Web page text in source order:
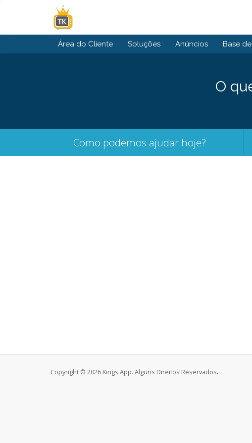
Área do Cliente Soluções Anúncios Base
O
Como podemos ajudar hoje?
Copyright © 2026 Kings App. Alguns Direitos Reservados.